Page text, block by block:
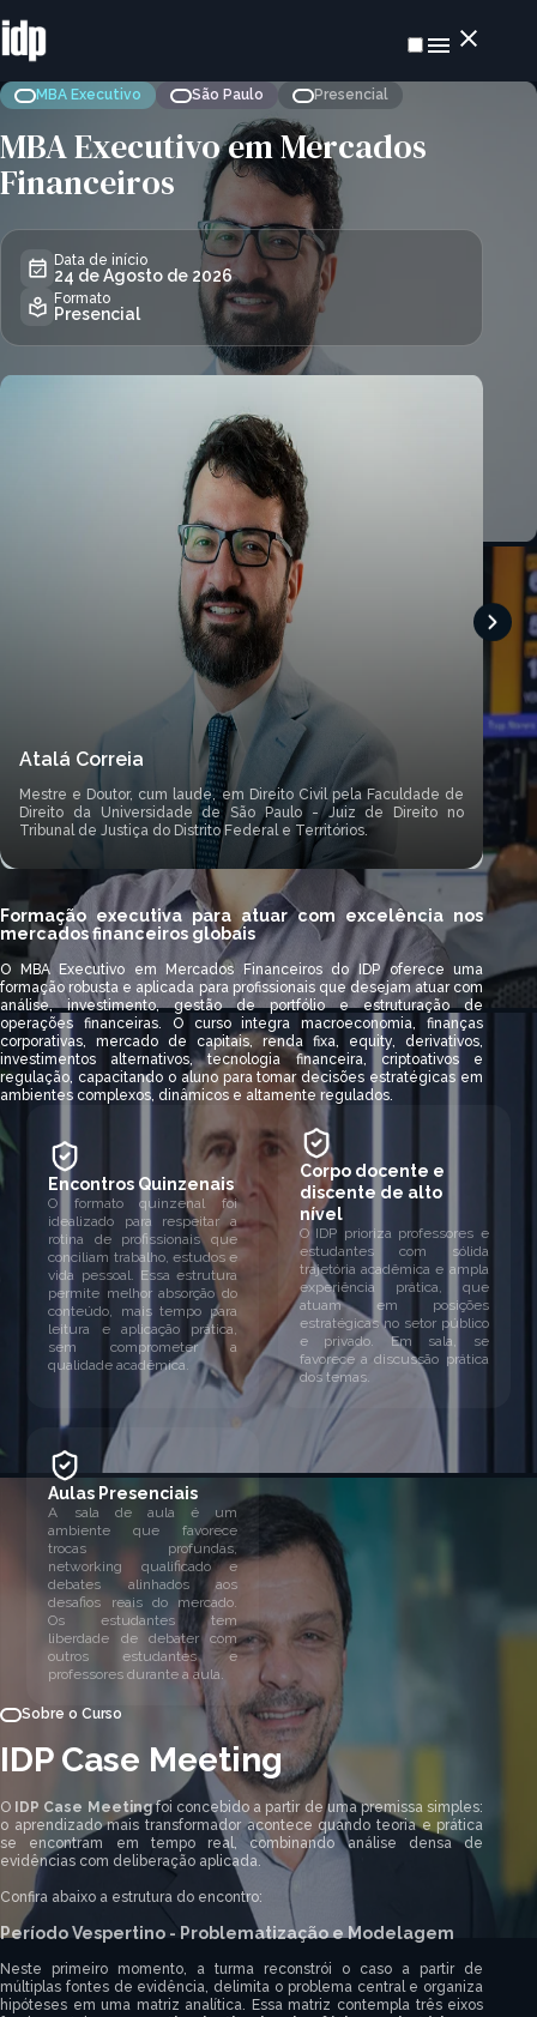
MBA Executivo São Paulo Presencial
MBA Executivo em Mercados
Financeiros
Data de início
24 de Agosto de 2026
Formato
Presencial
Atalá Correia
Mestre e Doutor, cum laude, em Direito Civil pela Faculdade de
Direito da Universidade de São Paulo - Juiz de Direito no
Tribunal de Justiça do Distrito Federal e Territórios.
Formação executiva para atuar com excelência nos
mercados financeiros globais
O MBA Executivo em Mercados Financeiros do IDP oferece uma
formação robusta e aplicada para profissionais que desejam atuar com
análise, investimento, gestão de portfólio e estruturação de
operações financeiras. O curso integra macroeconomia, finanças
corporativas, mercado de capitais, renda fixa, equity, derivativos,
investimentos alternativos, tecnologia financeira, criptoativos e
regulação, capacitando o aluno para tomar decisões estratégicas em
ambientes complexos, dinâmicos e altamente regulados.
Encontros Quinzenais
O formato quinzenal foi
idealizado para respeitar a
rotina de profissionais que
conciliam trabalho, estudos e
vida pessoal. Essa estrutura
permite melhor absorção do
conteúdo, mais tempo para
leitura e aplicação prática,
sem comprometer a
qualidade acadêmica.
Corpo docente e
discente de alto
nível
O IDP prioriza professores e
estudantes com sólida
trajetória acadêmica e ampla
experiência prática, que
atuam em posições
estratégicas no setor público
e privado. Em sala, se
favorece a discussão prática
dos temas.
Aulas Presenciais
A sala de aula é um
ambiente que favorece
trocas profundas,
networking qualificado e
debates alinhados aos
desafios reais do mercado.
Os estudantes tem
liberdade de debater com
outros estudantes e
professores durante a aula.
Sobre o Curso
IDP Case Meeting
O IDP Case Meetingfoi concebido a partir de uma premissa simples:
o aprendizado mais transformador acontece quando teoria e prática
se encontram em tempo real, combinando análise densa de
evidências com deliberação aplicada.
Confira abaixo a estrutura do encontro:
Período Vespertino - Problematização e Modelagem
Neste primeiro momento, a turma reconstrói o caso a partir de
múltiplas fontes de evidência, delimita o problema central e organiza
hipóteses em uma matriz analítica. Essa matriz contempla três eixos